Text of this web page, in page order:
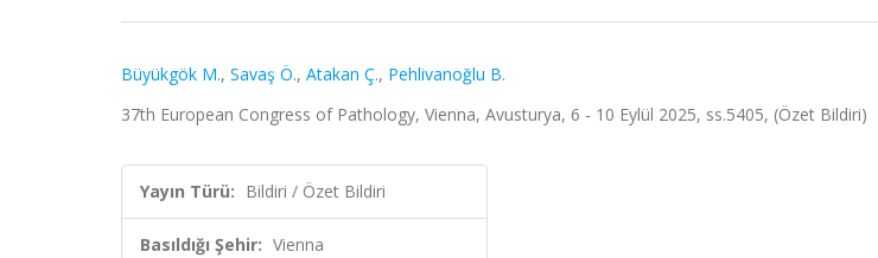
Büyükgök M., Savaş Ö., Atakan Ç., Pehlivanoğlu B.
37th European Congress of Pathology, Vienna, Avusturya, 6 - 10 Eylül 2025, ss.5405, (Özet Bildiri)
Yayın Türü: Bildiri / Özet Bildiri
Basıldığı Şehir: Vienna